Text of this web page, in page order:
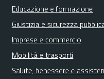
Educazione e formazione
Giustizia e sicurezza
Imprese e commercio
Mobilità e trasporti
Salute, benessere e